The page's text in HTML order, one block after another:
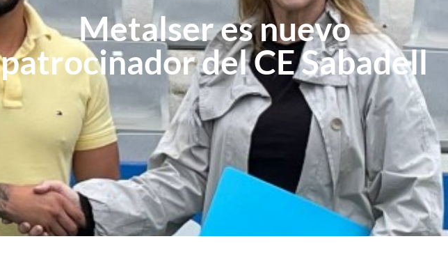
Metalser es nuevo
patrocinador del CE Sabadell